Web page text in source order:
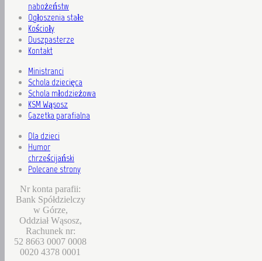
nabożeństw
Ogłoszenia stałe
Kościoły
Duszpasterze
Kontakt
Ministranci
Schola dziecięca
Schola młodzieżowa
KSM Wąsosz
Gazetka parafialna
Dla dzieci
Humor
chrześcijański
Polecane strony
Nr konta parafii:
Bank Spółdzielczy
w Górze,
Oddział Wąsosz,
Rachunek nr:
52 8663 0007 0008
0020 4378 0001